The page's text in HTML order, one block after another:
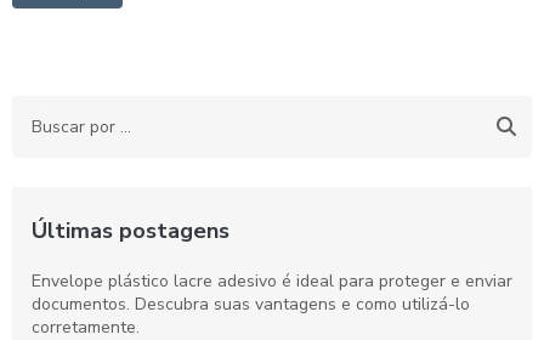
Últimas postagens
Envelope plástico lacre adesivo é ideal para proteger e enviar
documentos. Descubra suas vantagens e como utilizá-lo
corretamente.